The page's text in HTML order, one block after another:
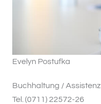
Evelyn Postufka
Buchhaltung / Assistenz
Tel. (0711) 22572-26